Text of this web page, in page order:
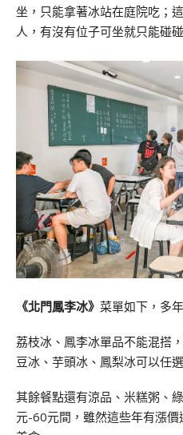
坐，只能拿著冰站在庭院吃；
人，有沒有位子可坐就只能碰
《北門鳳李冰》 菜單如下，多
荔枝冰、鳳李冰單品不能混搭
豆冰、芋頭冰、鳳梨冰可以任
其餘餐點還有涼品、米糕粥、
元-60元間，雖然這些年有漲